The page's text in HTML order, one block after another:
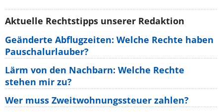
Aktuelle Rechtstipps unserer Redaktion
Geänderte Abflugzeiten: Welche Rechte haben
Pauschalurlauber?
Lärm von den Nachbarn: Welche Rechte
stehen mir zu?
Wer muss Zweitwohnungssteuer zahlen?